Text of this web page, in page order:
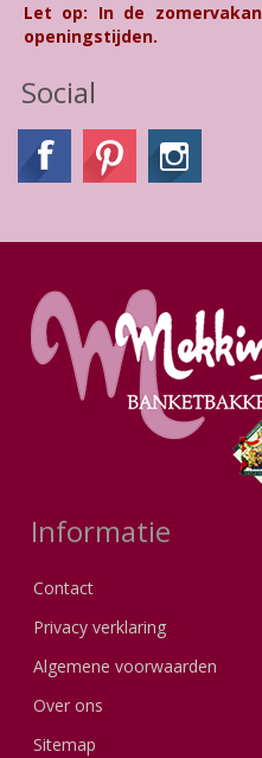
Let op: In de
openingstijden.
Social
Informatie
Contact
Privacy verklaring
Algemene voorwaarden
Over ons
Sitemap